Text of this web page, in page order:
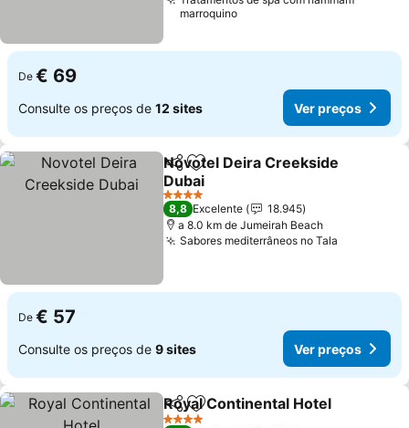
marroquino
De € 69
Consulte os preços de 12 sites Ver preços
PartilharAdicionar aos favoritos
Novotel Deira Creekside
Dubai
4 Estrelas
8,8 Excelente
18.945
a 8.0 km de Jumeirah Beach
Sabores mediterrâneos no Tala
De € 57
Consulte os preços de 9 sites Ver preços
PartilharAdicionar aos favoritos
Royal Continental Hotel
4 Estrelas